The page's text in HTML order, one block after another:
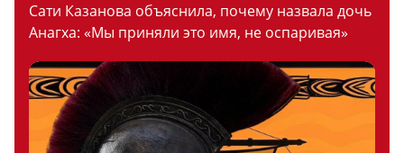
Сати Казанова объяснила, почему назвала дочь
Анагха: «Мы приняли это имя, не оспаривая»